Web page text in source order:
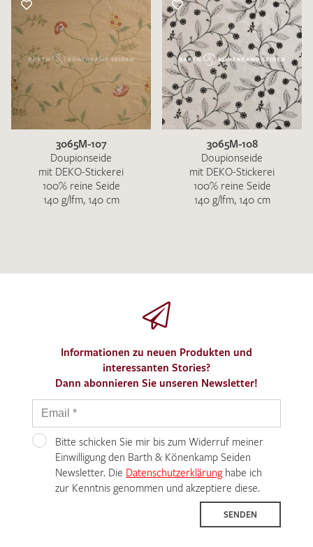
3065M-107
Doupionseide
mit DEKO-Stickerei
100% reine Seide
140 g/lfm, 140 cm
3065M-108
Doupionseide
mit DEKO-Stickerei
100% reine Seide
140 g/lfm, 140 cm
Informationen zu neuen Produkten und
interessanten Stories?
Dann abonnieren Sie unseren Newsletter!
Bitte schicken Sie mir bis zum Widerruf meiner
Einwilligung den Barth & Könenkamp Seiden
Newsletter. Die Datenschutzerklärunghabe ich
zur Kenntnis genommen und akzeptiere diese.
SENDEN